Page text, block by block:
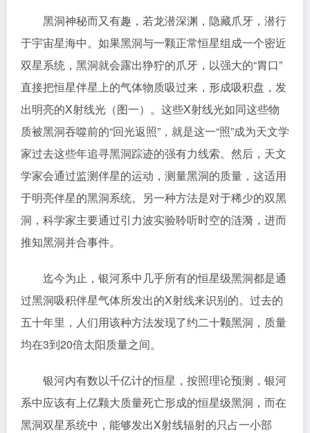
黑洞神秘而又有趣，若龙潜深渊，隐藏爪牙，潜行
于宇宙星海中。如果黑洞与一颗正常恒星组成一个密近
双星系统，黑洞就会露出狰狞的爪牙，以强大的“胃口”
直接把恒星伴星上的气体物质吸过来，形成吸积盘，发
出明亮的X射线光（图一）。这些X射线光如同这些物
质被黑洞吞噬前的“回光返照”，就是这一“照”成为天文学
家过去这些年追寻黑洞踪迹的强有力线索。然后，天文
学家会通过监测伴星的运动，测量黑洞的质量，这适用
于明亮伴星的黑洞系统。另一种方法是对于稀少的双黑
洞，科学家主要通过引力波实验聆听时空的涟漪，进而
推知黑洞并合事件。
迄今为止，银河系中几乎所有的恒星级黑洞都是通
过黑洞吸积伴星气体所发出的X射线来识别的。过去的
五十年里，人们用该种方法发现了约二十颗黑洞，质量
均在3到20倍太阳质量之间。
银河内有数以千亿计的恒星，按照理论预测，银河
系中应该有上亿颗大质量死亡形成的恒星级黑洞，而在
黑洞双星系统中，能够发出X射线辐射的只占一小部